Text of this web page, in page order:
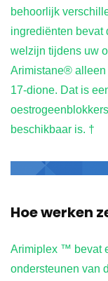
behoorlijk
ingrediënten bevat
welzijn tijdens uw
Arimistane® alleen
17-dione. Dat is
beschikbaar is. †
Hoe werken
Arimiplex ™ bevat
ondersteunen van